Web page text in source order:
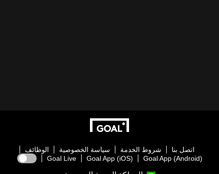
اتصل بنا شروط الخدمة سياسة الخصوصية
الوظائف
Goal App (Android)
Goal App (iOS)
Goal Live